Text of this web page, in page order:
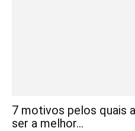
7 motivos pelos quais
ser a melhor...